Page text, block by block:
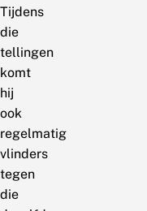
Tijdens
die
tellingen
komt
hij
ook
regelmatig
vlinders
tegen
die